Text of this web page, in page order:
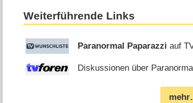
Weiterführende Links
Paranormal Paparazzi auf
Diskussionen über